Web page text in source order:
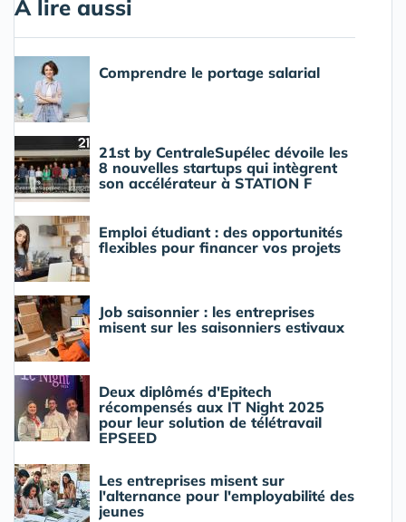
A lire aussi
Comprendre le portage salarial
21st by CentraleSupélec dévoile les
8 nouvelles startups qui intègrent
son accélérateur à STATION F
Emploi étudiant : des opportunités
flexibles pour financer vos projets
Job saisonnier : les entreprises
misent sur les saisonniers estivaux
Deux diplômés d'Epitech
récompensés aux IT Night 2025
pour leur solution de télétravail
EPSEED
Les entreprises misent sur
l'alternance pour l'employabilité des
jeunes